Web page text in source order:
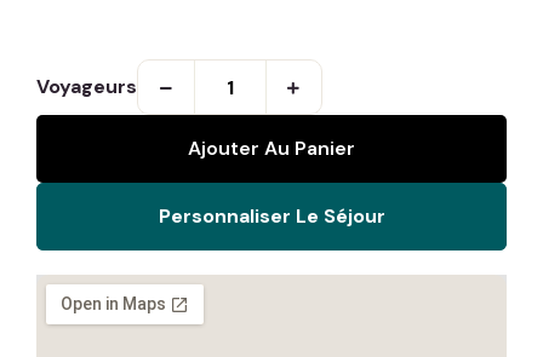
Voyageurs
Ajouter Au Panier
Personnaliser Le Séjour